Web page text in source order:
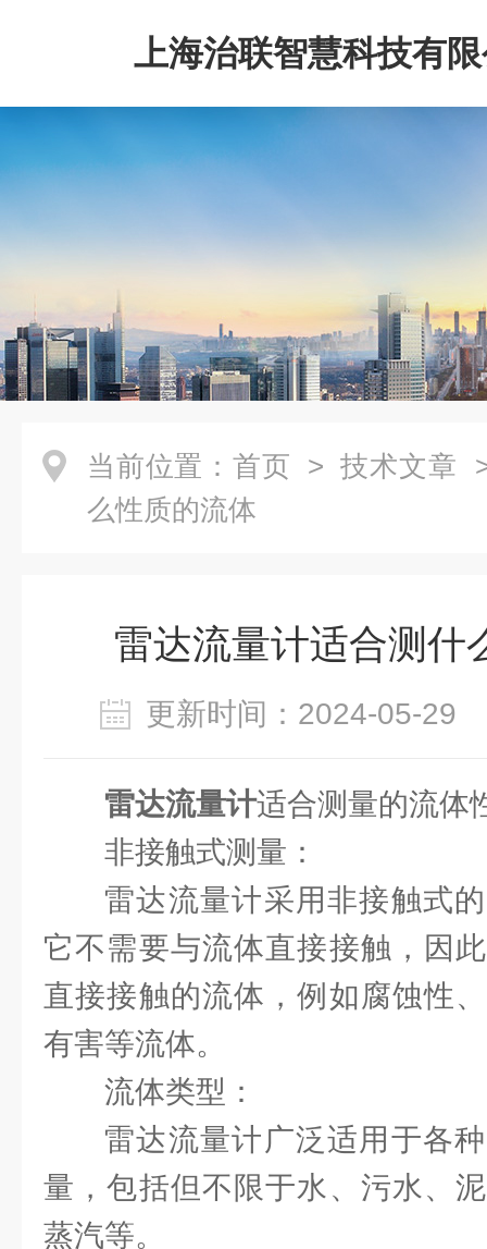
上海治联智慧科技有
当前位置： 首页 > 技术文章
么性质的流体
雷达流量计适合测什
更新时间：2024-05-
雷达流量计适合测量的流体
非接触式测量：
雷达流量计采用非接触式
它不需要与流体直接接触，因
直接接触的流体，例如腐蚀性
有害等流体。
流体类型：
雷达流量计广泛适用于各
量，包括但不限于水、污水、
蒸汽等。